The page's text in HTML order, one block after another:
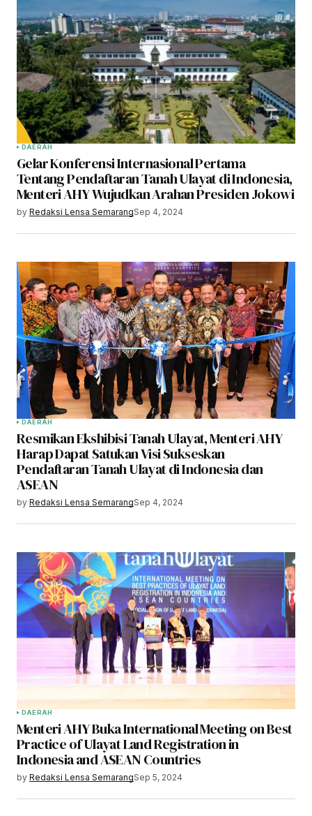
DAERAH
Gelar Konferensi Internasional Pertama
Tentang Pendaftaran Tanah Ulayat di Indonesia,
Menteri AHY Wujudkan Arahan Presiden Jokowi
by Redaksi Lensa SemarangSep 4, 2024
DAERAH
Resmikan Ekshibisi Tanah Ulayat, Menteri AHY
Harap Dapat Satukan Visi Sukseskan
Pendaftaran Tanah Ulayat di Indonesia dan
ASEAN
by Redaksi Lensa SemarangSep 4, 2024
DAERAH
Menteri AHY Buka International Meeting on Best
Practice of Ulayat Land Registration in
Indonesia and ASEAN Countries
by Redaksi Lensa SemarangSep 5, 2024